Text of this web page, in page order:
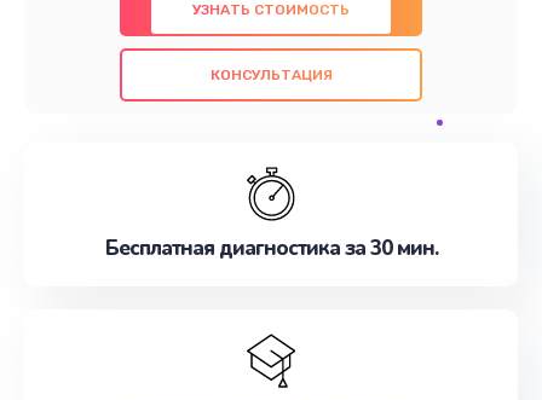
использованием оригинальных компонентов, а
также гарантируем качество всех
проведенных работ. Наша цель - предоставить
наилучшим образом. Не медлите записаться на
УЗНАТЬ СТОИМОСТЬ
КОНСУЛЬТАЦИЯ
Бесплатная диагностика за 30 мин.